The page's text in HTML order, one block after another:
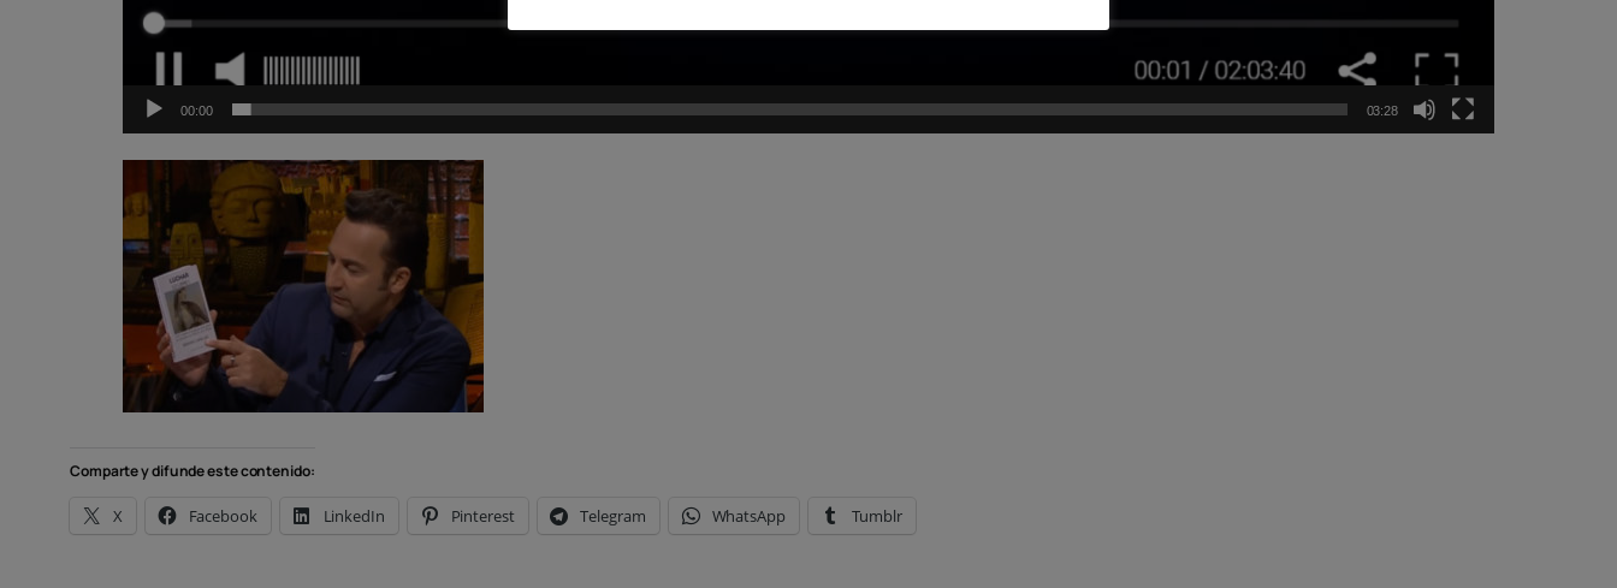
00:00 03:28
Comparte y difunde este contenido:
X Facebook LinkedIn Pinterest Telegram WhatsApp Tumblr